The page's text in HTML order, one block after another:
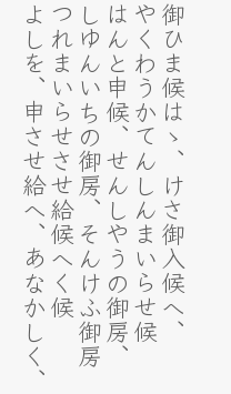
御ひま候はゝ、けさ御入候へ、
やくわうかてんしんまいらせ候
はんと申候、せんしやうの御房、
しゆんいちの御房、そんけふ御房
つれまいらせさせ給候へく候
よしを、申させ給へ、あなかしく、